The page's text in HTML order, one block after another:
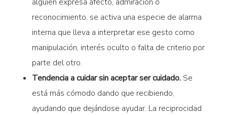
reconocimiento, se activa una especie de alarma
interna que lleva a interpretar ese gesto como
manipulación, interés oculto o falta de criterio por
parte del otro.
Tendencia a cuidar sin aceptar ser cuidado.Se
está más cómodo dando que recibiendo,
ayudando que dejándose ayudar. La reciprocidad